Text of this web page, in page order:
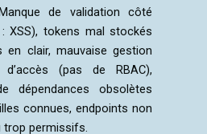
de validation côté
XSS), tokens mal stockés
en clair, mauvaise gestion
(pas de RBAC),
dépendances obsolètes
connues, endpoints non
trop permissifs.